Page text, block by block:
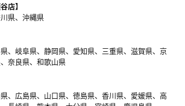
店】
県、沖縄県
、岐阜県、静岡県、愛知県、三重県、滋賀県、京
奈良県、和歌山県
、広島県、山口県、徳島県、香川県、愛媛県、高